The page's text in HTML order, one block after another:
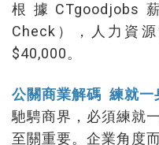
根據CTgoodjobs
Check），人力資
$40,000。
公關商業解碼 練就一
馳騁商界，必須練就
至關重要。企業角度